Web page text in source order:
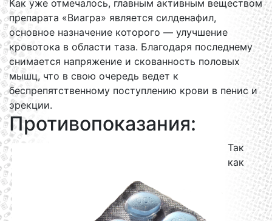
Как уже отмечалось, главным активным веществом
препарата «Виагра» является силденафил,
основное назначение которого — улучшение
кровотока в области таза. Благодаря последнему
снимается напряжение и скованность половых
мышц, что в свою очередь ведет к
беспрепятственному поступлению крови в пенис и
эрекции.
Противопоказания:
Так
как